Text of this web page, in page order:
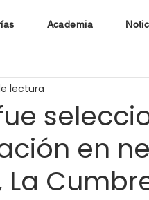
Academia
en
lectura